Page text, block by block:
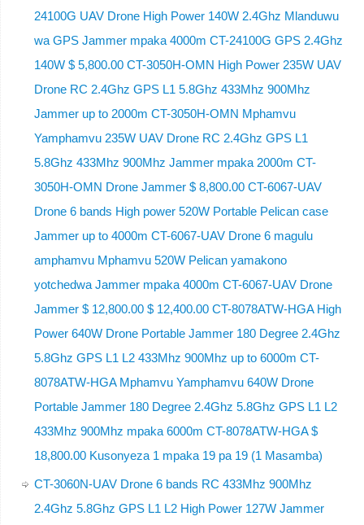
24100G UAV Drone High Power 140W 2.4Ghz Mlanduwu
wa GPS Jammer mpaka 4000m CT-24100G GPS 2.4Ghz
140W $ 5,800.00 CT-3050H-OMN High Power 235W UAV
Drone RC 2.4Ghz GPS L1 5.8Ghz 433Mhz 900Mhz
Jammer up to 2000m CT-3050H-OMN Mphamvu
Yamphamvu 235W UAV Drone RC 2.4Ghz GPS L1
5.8Ghz 433Mhz 900Mhz Jammer mpaka 2000m CT-
3050H-OMN Drone Jammer $ 8,800.00 CT-6067-UAV
Drone 6 bands High power 520W Portable Pelican case
Jammer up to 4000m CT-6067-UAV Drone 6 magulu
amphamvu Mphamvu 520W Pelican yamakono
yotchedwa Jammer mpaka 4000m CT-6067-UAV Drone
Jammer $ 12,800.00 $ 12,400.00 CT-8078ATW-HGA High
Power 640W Drone Portable Jammer 180 Degree 2.4Ghz
5.8Ghz GPS L1 L2 433Mhz 900Mhz up to 6000m CT-
8078ATW-HGA Mphamvu Yamphamvu 640W Drone
Portable Jammer 180 Degree 2.4Ghz 5.8Ghz GPS L1 L2
433Mhz 900Mhz mpaka 6000m CT-8078ATW-HGA $
18,800.00 Kusonyeza 1 mpaka 19 pa 19 (1 Masamba)
CT-3060N-UAV Drone 6 bands RC 433Mhz 900Mhz
2.4Ghz 5.8Ghz GPS L1 L2 High Power 127W Jammer